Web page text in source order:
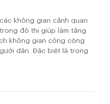
không gian cảnh quan
đô thị giúp làm tăng
không gian công cộng
dân. Đặc biệt là trong